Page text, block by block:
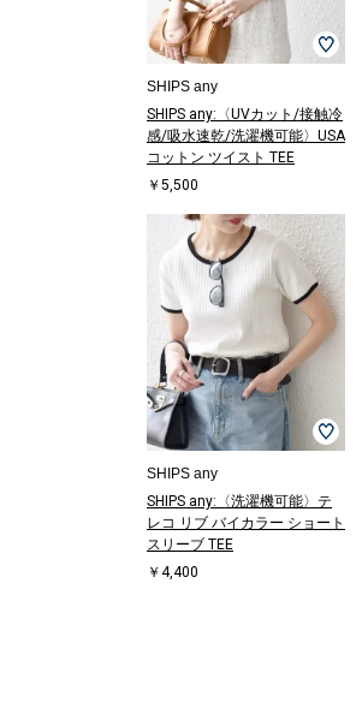
SHIPS any
SHIPS any:〈UVカット/接触冷
感/吸水速乾/洗濯機可能〉USA
コットン ツイスト TEE
￥5,500
SHIPS any
SHIPS any:〈洗濯機可能〉テ
レコ リブ バイカラー ショート
スリーブ TEE
￥4,400